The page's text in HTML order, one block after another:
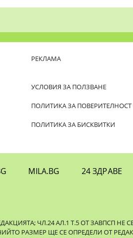
РЕКЛАМА
УСЛОВИЯ ЗА ПОЛЗВАНЕ
ПОЛИТИКА ЗА ПОВЕРИТЕЛНОСТ
ПОЛИТИКА ЗА БИСКВИТКИ
MILA.BG 24 ЗДРАВЕ
ЧЛ.24 АЛ.1 Т.5 ОТ ЗАВПСП НЕ
РАЗМЕР ЩЕ СЕ ОПРЕДЕЛИ ОТ